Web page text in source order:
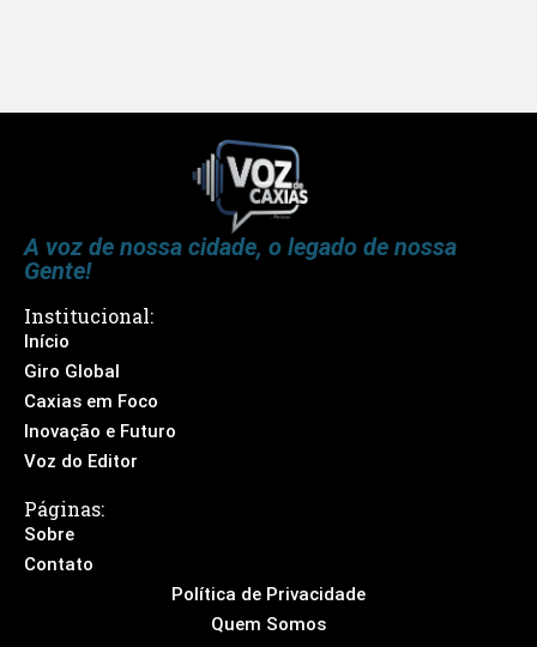
A voz de nossa cidade, o legado de nossa
Gente!
Institucional:
Início
Giro Global
Caxias em Foco
Inovação e Futuro
Voz do Editor
Páginas:
Sobre
Contato
Política de Privacidade
Quem Somos